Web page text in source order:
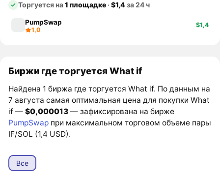
Торгуется на1 площадке ·$1,4за 24 ч
PumpSwap
1,0
$1,4
Биржи где торгуется What if
Найдена 1 биржа где торгуется What if. По данным на
7 августа самая оптимальная цена для покупки What
if —$0,000013 — зафиксирована на бирже
PumpSwap при максимальном торговом объеме пары
IF/SOL (1,4 USD).
Все